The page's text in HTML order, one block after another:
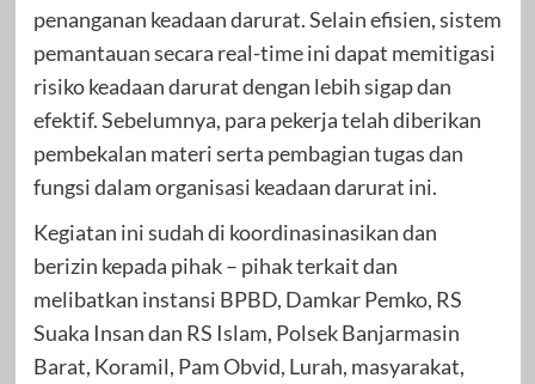
penanganan keadaan darurat. Selain efisien, sistem
pemantauan secara real-time ini dapat memitigasi
risiko keadaan darurat dengan lebih sigap dan
efektif. Sebelumnya, para pekerja telah diberikan
pembekalan materi serta pembagian tugas dan
fungsi dalam organisasi keadaan darurat ini.
Kegiatan ini sudah di koordinasinasikan dan
berizin kepada pihak – pihak terkait dan
melibatkan instansi BPBD, Damkar Pemko, RS
Suaka Insan dan RS Islam, Polsek Banjarmasin
Barat, Koramil, Pam Obvid, Lurah, masyarakat,